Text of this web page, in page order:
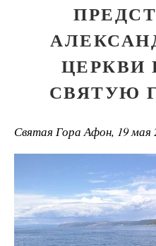
ЦЕРКВИ
СВЯТУЮ
Святая Гора Афон, 19 мая